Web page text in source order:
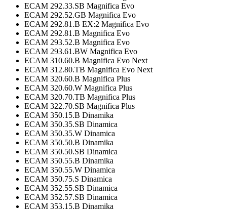
ECAM 292.33.SB Magnifica Evo
ECAM 292.52.GB Magnifica Evo
ECAM 292.81.B EX:2 Magnifica Evo
ECAM 292.81.B Magnifica Evo
ECAM 293.52.B Magnifica Evo
ECAM 293.61.BW Magnifica Evo
ECAM 310.60.B Magnifica Evo Next
ECAM 312.80.TB Magnifica Evo Next
ECAM 320.60.B Magnifica Plus
ECAM 320.60.W Magnifica Plus
ECAM 320.70.TB Magnifica Plus
ECAM 322.70.SB Magnifica Plus
ECAM 350.15.B Dinamika
ECAM 350.35.SB Dinamica
ECAM 350.35.W Dinamica
ECAM 350.50.B Dinamika
ECAM 350.50.SB Dinamica
ECAM 350.55.B Dinamika
ECAM 350.55.W Dinamica
ECAM 350.75.S Dinamica
ECAM 352.55.SB Dinamica
ECAM 352.57.SB Dinamica
ECAM 353.15.B Dinamika